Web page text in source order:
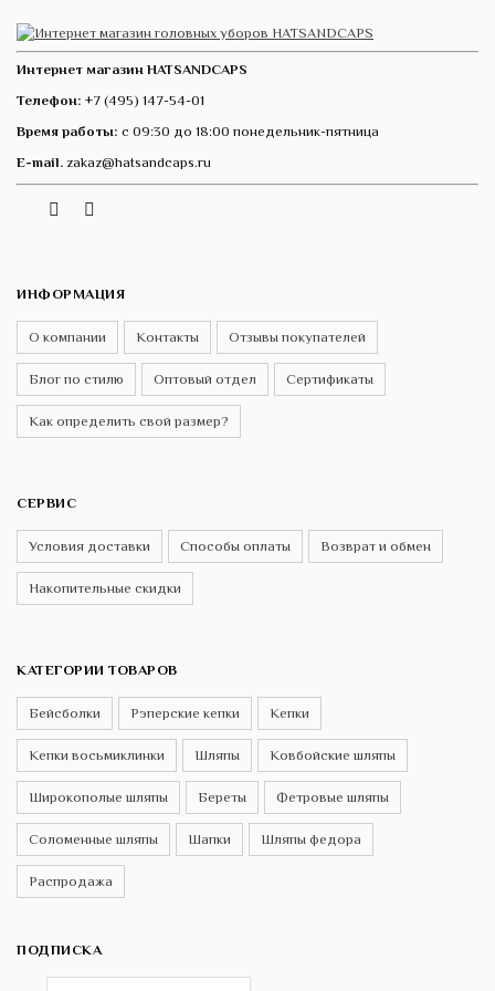
Интернет магазин HATSANDCAPS
Телефон: +7 (495) 147-54-01
Время работы: с 09:30 до 18:00 понедельник-пятница
E-mail. zakaz@hatsandcaps.ru
Telegram
ИНФОРМАЦИЯ
О компании Контакты Отзывы покупателей
Блог по стилю Оптовый отдел Сертификаты
Как определить свой размер?
СЕРВИС
Условия доставки Способы оплаты Возврат и обмен
Накопительные скидки
КАТЕГОРИИ ТОВАРОВ
Бейсболки Рэперские кепки Кепки
Кепки восьмиклинки Шляпы Ковбойские шляпы
Широкополые шляпы Береты Фетровые шляпы
Соломенные шляпы Шапки Шляпы федора
Распродажа
ПОДПИСКА